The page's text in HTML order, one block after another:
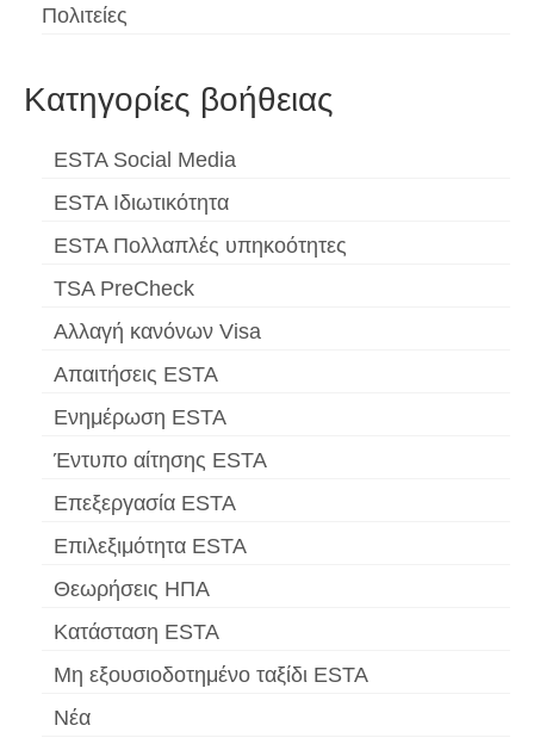
Πολιτείες
Κατηγορίες βοήθειας
ESTA Social Media
ESTA Ιδιωτικότητα
ESTA Πολλαπλές υπηκοότητες
TSA PreCheck
Αλλαγή κανόνων Visa
Απαιτήσεις ESTA
Ενημέρωση ESTA
Έντυπο αίτησης ESTA
Επεξεργασία ESTA
Επιλεξιμότητα ESTA
Θεωρήσεις ΗΠΑ
Κατάσταση ESTA
Μη εξουσιοδοτημένο ταξίδι ESTA
Νέα